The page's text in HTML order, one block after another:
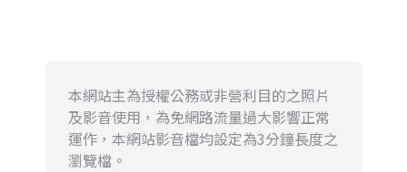
本網站主為授權公務或非營利目的之照片
及影音使用，為免網路流量過大影響正常
運作，本網站影音檔均設定為3分鐘長度之
瀏覽檔。